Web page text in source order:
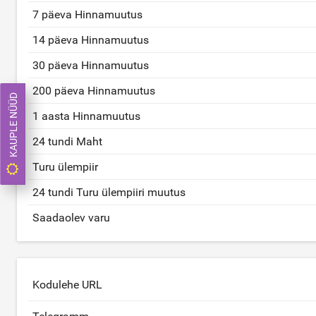
7 päeva Hinnamuutus
14 päeva Hinnamuutus
30 päeva Hinnamuutus
200 päeva Hinnamuutus
1 aasta Hinnamuutus
24 tundi Maht
Turu ülempiir
24 tundi Turu ülempiiri muutus
Saadaolev varu
Kodulehe URL
KAUPLE NÜÜD